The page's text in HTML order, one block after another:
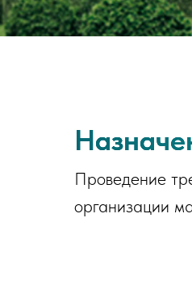
Проведение
организации